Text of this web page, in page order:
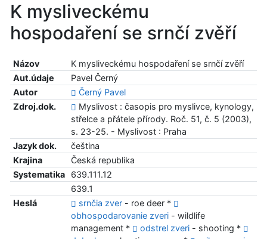
K mysliveckému
hospodaření se srnčí zvěří
Názov
K mysliveckému hospodaření se srnčí zvěří
Aut.údaje
Pavel Černý
Autor
Černý Pavel
Zdroj.dok.
Myslivost : časopis pro myslivce, kynology,
střelce a přátele přírody. Roč. 51, č. 5 (2003),
s. 23-25. - Myslivost : Praha
Jazyk dok.
čeština
Krajina
Česká republika
Systematika
639.111.12
639.1
Heslá
srnčia zver- roe deer *
obhospodarovanie zveri- wildlife
management *
odstrel zveri- shooting *